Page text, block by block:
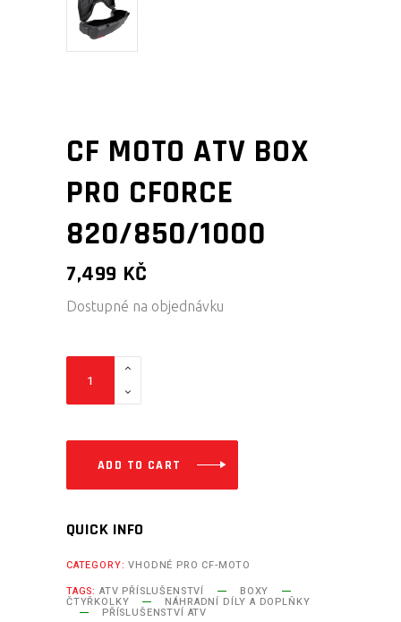
CF MOTO ATV BOX
PRO CFORCE
820/850/1000
7,499 KČ
Dostupné na objednávku
BOX
CFORCE
quantity
ADD TO CART
QUICK INFO
CATEGORY:VHODNÉ PRO CF-MOTO
TAGS: ATV PŘÍSLUŠENSTVÍ BOXY
ČTYŘKOLKY NÁHRADNÍ DÍLY A DOPLŇKY
PŘÍSLUŠENSTVÍ ATV